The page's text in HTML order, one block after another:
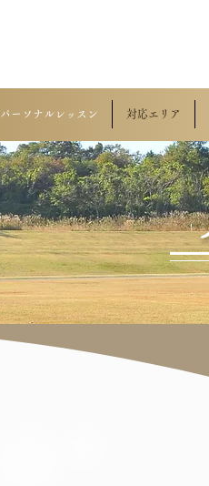
パーソナルレッスン 対応エリア